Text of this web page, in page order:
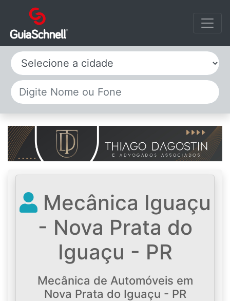
Selecione a cidade
Mecânica Iguaçu
- Nova Prata do
Iguaçu - PR
Mecânica de Automóveis em
Nova Prata do Iguaçu - PR